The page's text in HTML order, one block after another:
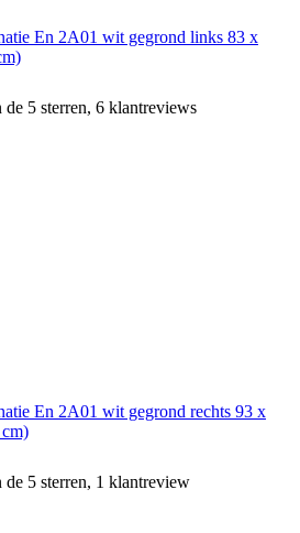
En 2A01 wit gegrond links 83 x
5 sterren, 6 klantreviews
En 2A01 wit gegrond rechts 93 x
5 sterren, 1 klantreview